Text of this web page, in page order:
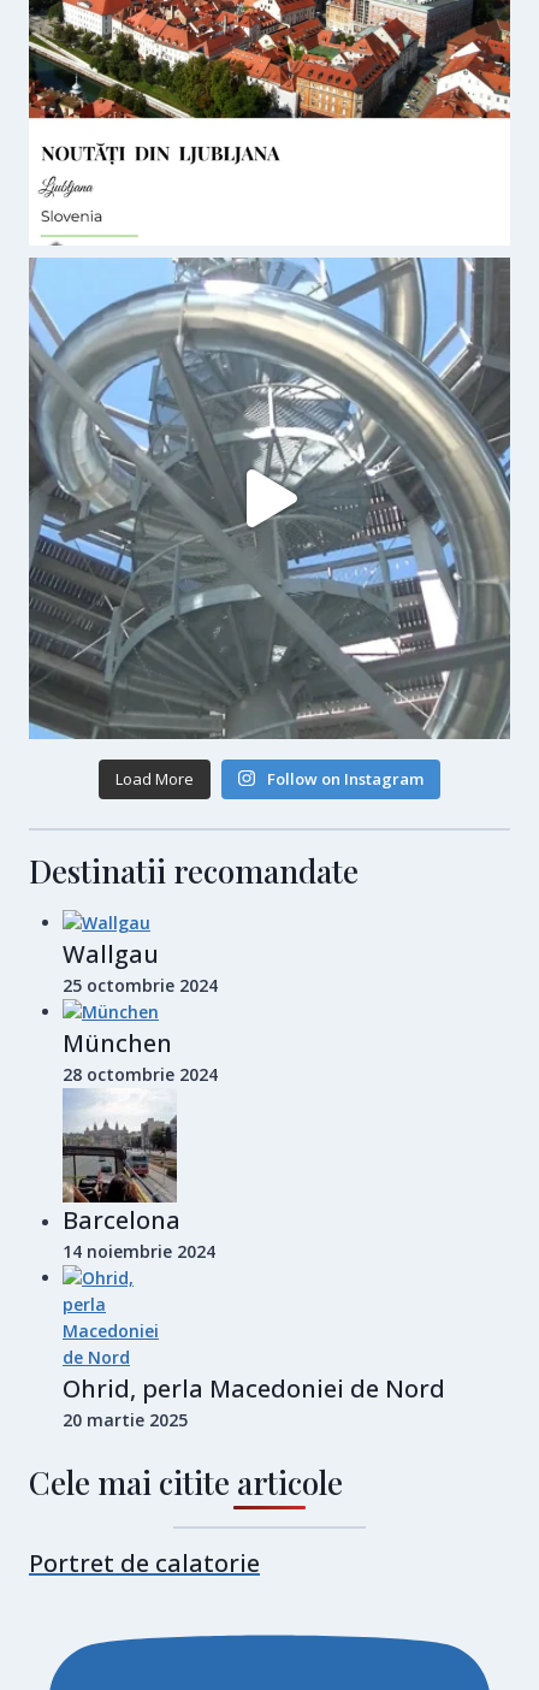
Load More Follow on Instagram
Destinatii recomandate
Wallgau
25 octombrie 2024
München
28 octombrie 2024
Barcelona
14 noiembrie 2024
Ohrid, perla Macedoniei de Nord
20 martie 2025
Cele mai citite articole
Portret de calatorie